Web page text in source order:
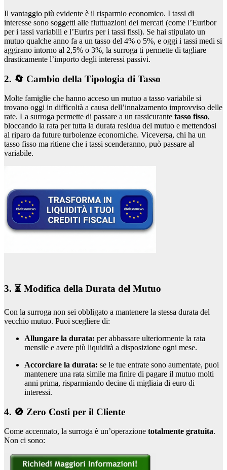
Il vantaggio più evidente è il risparmio economico. I tassi di
interesse sono soggetti alle fluttuazioni dei mercati (come l’Euribor
per i tassi variabili e l’Eurirs per i tassi fissi). Se hai stipulato un
mutuo qualche anno fa a un tasso del 4% o 5%, e oggi i tassi medi si
aggirano intorno al 2,5% o 3%, la surroga ti permette di tagliare
drasticamente l’importo degli interessi passivi.
2. 🔄 Cambio della Tipologia di Tasso
Molte famiglie che hanno acceso un mutuo a tasso variabile si
trovano oggi in difficoltà a causa dell’innalzamento improvviso delle
rate. La surroga permette di passare a un rassicurante tasso fisso,
bloccando la rata per tutta la durata residua del mutuo e mettendosi
al riparo da future turbolenze economiche. Viceversa, chi ha un
tasso fisso ma ritiene che i tassi scenderanno, può passare al
variabile.
3. ⏳ Modifica della Durata del Mutuo
Con la surroga non sei obbligato a mantenere la stessa durata del
vecchio mutuo. Puoi scegliere di:
Allungare la durata: per abbassare ulteriormente la rata
mensile e avere più liquidità a disposizione ogni mese.
Accorciare la durata: se le tue entrate sono aumentate, puoi
mantenere una rata simile ma finire di pagare il mutuo molti
anni prima, risparmiando decine di migliaia di euro di
interessi.
4. 🚫 Zero Costi per il Cliente
Come accennato, la surroga è un’operazione totalmente gratuita.
Non ci sono: